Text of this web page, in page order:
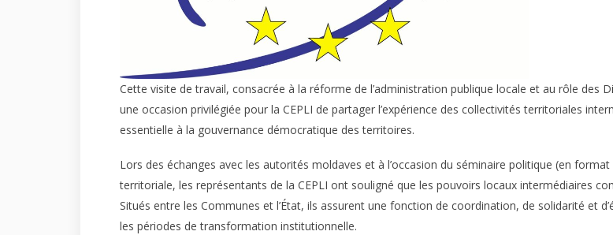
Cette visite de travail, consacrée à la réforme de l’administration publique locale et au rôle des
une occasion privilégiée pour la CEPLI de partager l’expérience des collectivités territoriales
essentielle à la gouvernance démocratique des territoires.
Lors des échanges avec les autorités moldaves et à l’occasion du séminaire politique (en
territoriale, les représentants de la CEPLI ont souligné que les pouvoirs locaux intermédiaires
Situés entre les Communes et l’État, ils assurent une fonction de coordination, de solidarité et
les périodes de transformation institutionnelle.